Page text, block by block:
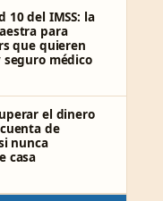
10 del IMSS: la
para
que quieren
seguro médico
el dinero
de
nunca
casa